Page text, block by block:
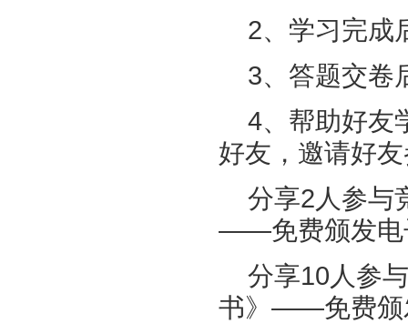
2、学习完成
3、答题交卷
4、帮助好友
好友，邀请好
分享2人参与
——免费颁发电
分享10人参
书》——免费颁